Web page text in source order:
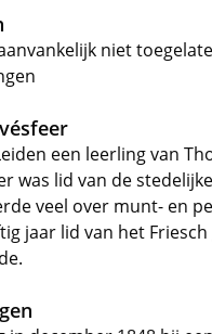
niet
een leerling van
was lid van de
veel over munt- en
jaar lid van het